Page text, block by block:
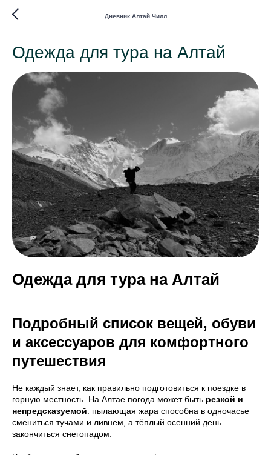
Дневник Алтай Чилл
Одежда для тура на Алтай
Одежда для тура на Алтай
Подробный список вещей, обуви
и аксессуаров для комфортного
путешествия
Не каждый знает, как правильно подготовиться к поездке в
горную местность. На Алтае погода может быть резкой и
непредсказуемой: пылающая жара способна в одночасье
смениться тучами и ливнем, а тёплый осенний день —
закончиться снегопадом.